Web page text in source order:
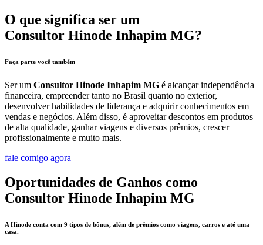
O que significa ser um
Consultor Hinode Inhapim MG?
Faça parte você também
Ser um Consultor Hinode Inhapim MG é alcançar independência
financeira, empreender tanto no Brasil quanto no exterior,
desenvolver habilidades de liderança e adquirir conhecimentos em
vendas e negócios. Além disso, é aproveitar descontos em produtos
de alta qualidade, ganhar viagens e diversos prêmios, crescer
profissionalmente e muito mais.
fale comigo agora
Oportunidades de Ganhos como
Consultor Hinode Inhapim MG
A Hinode conta com 9 tipos de bônus, além de prêmios como viagens, carros e até uma
casa.